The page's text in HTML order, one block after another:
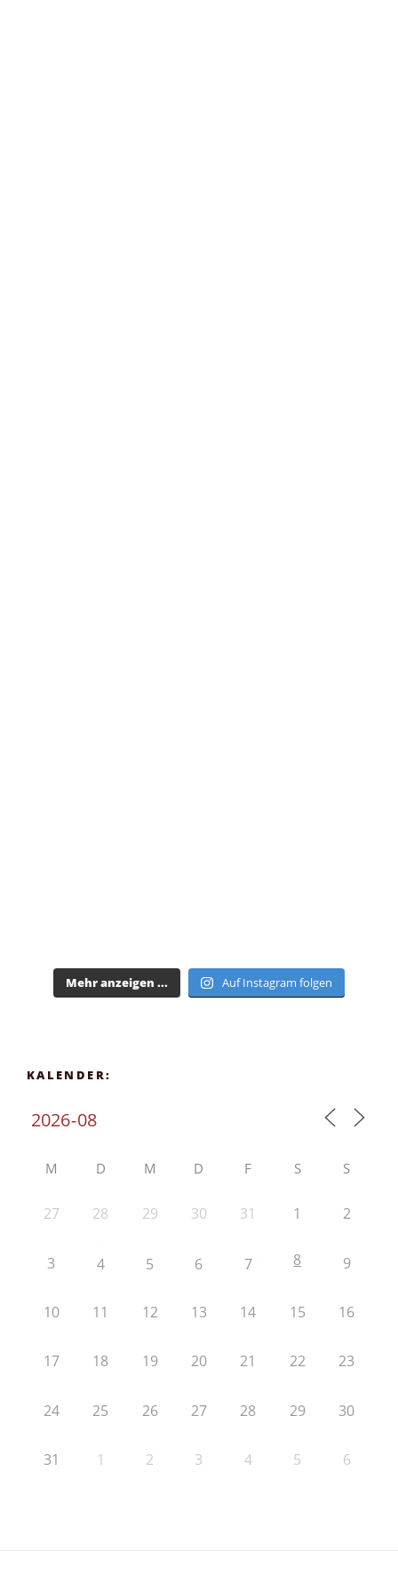
Mehr anzeigen ... Auf Instagram folgen
KALENDER:
M D M D F S S
27 28 29 30 31 1 2
3 4 5 6 7 8 9
10 11 12 13 14 15 16
17 18 19 20 21 22 23
24 25 26 27 28 29 30
31 1 2 3 4 5 6